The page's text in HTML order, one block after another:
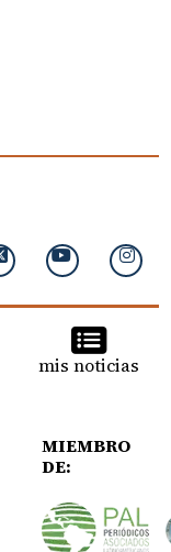
mis noticias
MIEMBRO
DE: